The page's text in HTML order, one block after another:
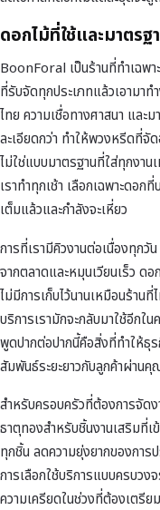
ดอกไม้ที่ใช้และมาตร
BoonForal เป็นร้านที่ทำเฉพ
ที่รับจัดทุกประเภทแล้วเอามาท
ไทย ความเชื่อทางศาสนา และ
ละเอียดกว่า ทำให้พวงหรีดที่จั
ไม่ใช่แบบมาตรฐานที่ใส่ทุกงา
เราทำทุกเช้า เลือกเฉพาะดอก
เต็มแล้วและกำลังจะเหี่ยว
การที่เรามีคิวงานต่อเนื่องทุก
จากตลาดและหมุนเวียนเร็ว ด
ไม่มีการเก็บไว้นานเหมือนร้าน
บริการเรามักจะกลับมาใช้อีกใ
พูดปากต่อปากนี้คือสิ่งที่ทำให้ธุร
สัมพันธ์ระยะยาวกับลูกค้าผ่านคุ
สำหรับครอบครัวที่ต้องการจัด
ธาตุทองสำหรับชิ้นงานเสริมที่เ
ทุกชิ้น ลดความยุ่งยากของการ
การเลือกใช้บริการแบบครบวง
ความเครียดในช่วงที่ต้องเตรี